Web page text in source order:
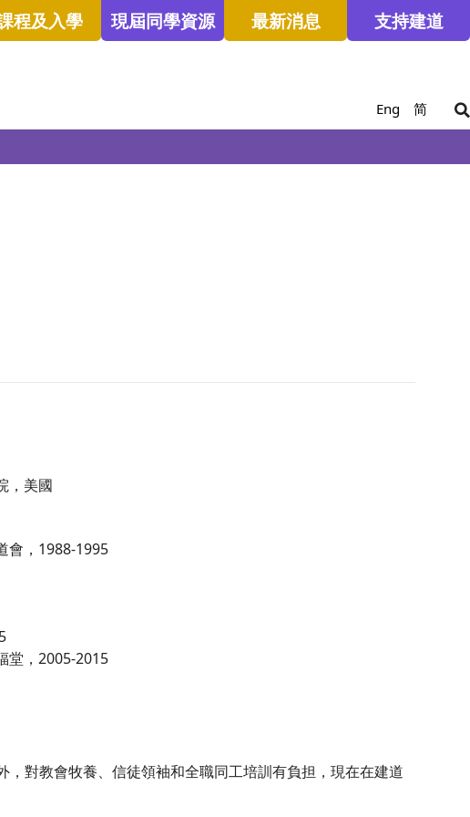
程及入學 現屆同學資源 最新消息 支持建道
Eng 简
，美國
會，1988-1995
堂，2005-2015
對教會牧養、信徒領袖和全職同工培訓有負担，現在在建道